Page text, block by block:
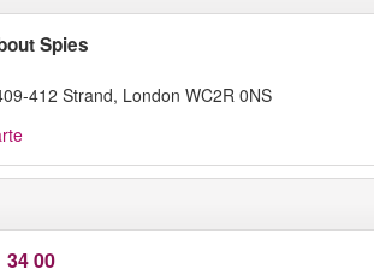
Spies
412 Strand, London WC2R 0NS
34 00